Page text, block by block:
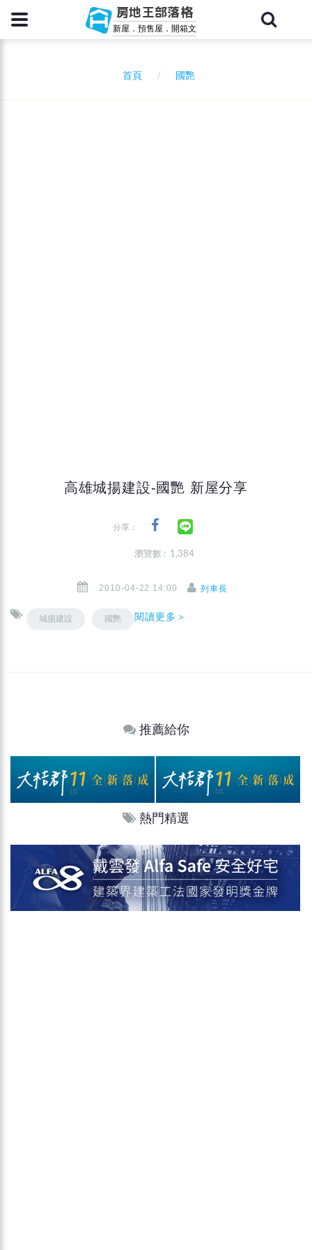
房地王部落格
新屋．預售屋．開箱文
首頁 國艷
高雄城揚建設-國艷 新屋分享
分享：
瀏覽數 : 1,384
2010-04-22 14:00 列車長
城揚建設 國艷 閱讀更多＞
推薦給你
熱門精選